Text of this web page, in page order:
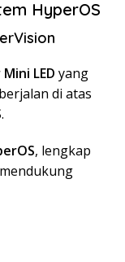
HyperOS
LED yang
di atas
.
, lengkap